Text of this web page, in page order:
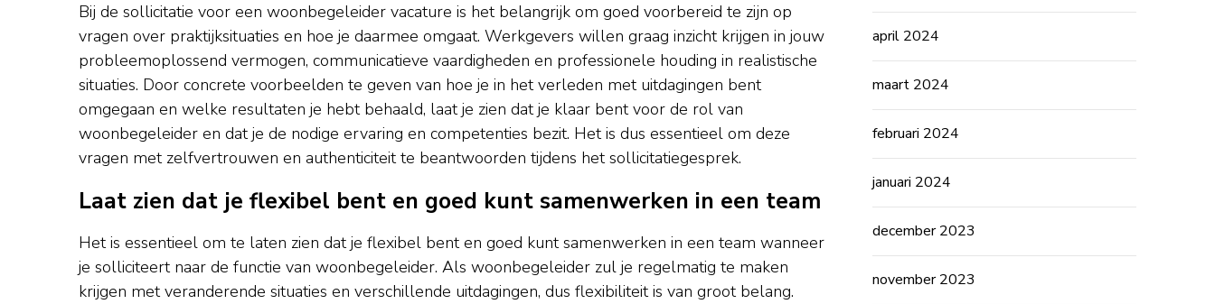
Bij de sollicitatie voor een woonbegeleider vacature is het belangrijk om goed voorbereid te zijn op
vragen over praktijksituaties en hoe je daarmee omgaat. Werkgevers willen graag inzicht krijgen in jouw
probleemoplossend vermogen, communicatieve vaardigheden en professionele houding in realistische
situaties. Door concrete voorbeelden te geven van hoe je in het verleden met uitdagingen bent
omgegaan en welke resultaten je hebt behaald, laat je zien dat je klaar bent voor de rol van
woonbegeleider en dat je de nodige ervaring en competenties bezit. Het is dus essentieel om deze
vragen met zelfvertrouwen en authenticiteit te beantwoorden tijdens het sollicitatiegesprek.
Laat zien dat je flexibel bent en goed kunt samenwerken in een team
Het is essentieel om te laten zien dat je flexibel bent en goed kunt samenwerken in een team wanneer
je solliciteert naar de functie van woonbegeleider. Als woonbegeleider zul je regelmatig te maken
krijgen met veranderende situaties en verschillende uitdagingen, dus flexibiliteit is van groot belang.
april 2024
maart 2024
februari 2024
januari 2024
december 2023
november 2023